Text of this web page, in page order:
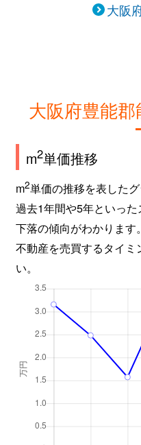
大阪
大阪府豊能
m2単価推移
m2単価の推移を表したグ
過去1年間や5年といっ
下落の傾向がわかります。
不動産を売買するタイミ
い。